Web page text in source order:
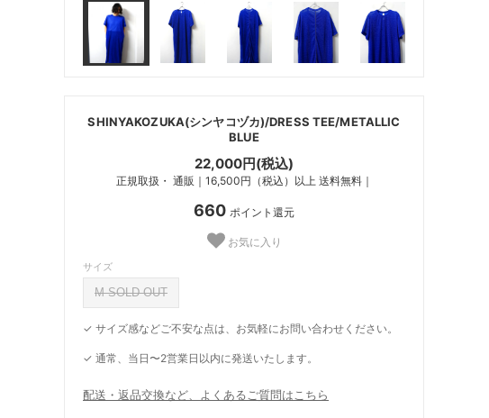
SHINYAKOZUKA(シンヤコヅカ)/DRESS TEE/METALLIC
BLUE
22,000円(税込)
正規取扱・ 通販｜16,500円（税込）以上 送料無料｜
660 ポイント還元
お気に入り
サイズ
M SOLD OUT
✓ サイズ感などご不安な点は、お気軽にお問い合わせください。
✓ 通常、当日〜2営業日以内に発送いたします。
配送・返品交換など、よくあるご質問はこちら